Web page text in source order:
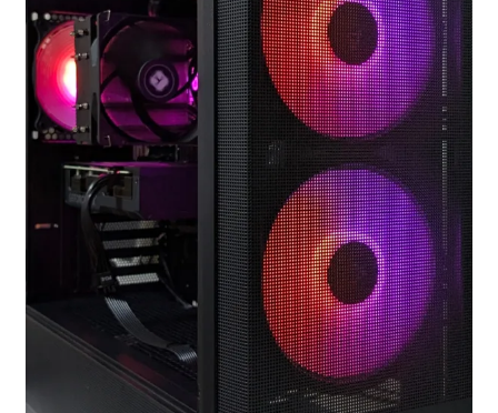
ご使用時にあたって